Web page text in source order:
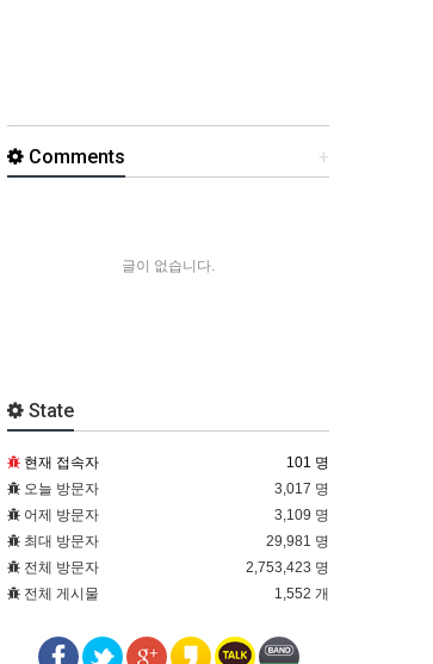
+
Comments
글이 없습니다.
State
현재 접속자
101 명
오늘 방문자
3,017 명
어제 방문자
3,109 명
최대 방문자
29,981 명
전체 방문자
2,753,423 명
전체 게시물
1,552 개